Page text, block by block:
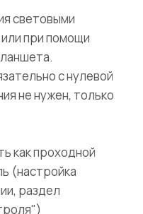
световыми
при помощи
с нулевой
не нужен, только
как проходной
(настройка
раздел